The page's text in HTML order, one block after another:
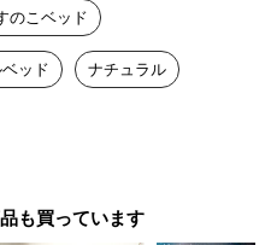
っています！
ドボードがほぼなくなるの
は特に問題ないですが）
のこベッド
ッド ナチュラル
も買っています